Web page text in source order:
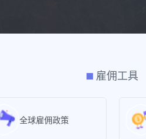
雇佣工具
全球雇佣政策